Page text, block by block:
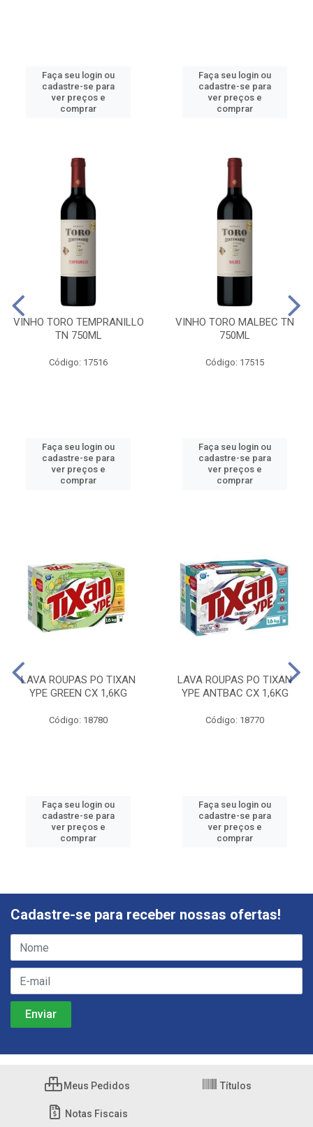
Faça seu login ou
cadastre-se para
ver preços e
comprar
Faça seu login ou
cadastre-se para
ver preços e
comprar
VINHO TORO TEMPRANILLO
TN 750ML
Código: 17516
Faça seu login ou
cadastre-se para
ver preços e
comprar
VINHO TORO MALBEC TN
750ML
Código: 17515
Faça seu login ou
cadastre-se para
ver preços e
comprar
LAVA ROUPAS PO TIXAN
YPE GREEN CX 1,6KG
Código: 18780
Faça seu login ou
cadastre-se para
ver preços e
comprar
LAVA ROUPAS PO TIXAN
YPE ANTBAC CX 1,6KG
Código: 18770
Faça seu login ou
cadastre-se para
ver preços e
comprar
Cadastre-se para receber nossas ofertas!
Meus Pedidos Títulos
Notas Fiscais